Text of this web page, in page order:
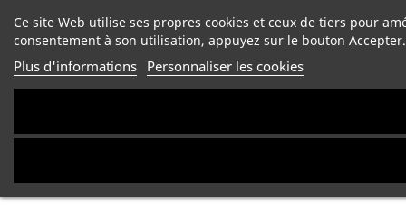
Ce site Web utilise ses propres cookies et ceux de tiers pour
consentement à son utilisation, appuyez sur le bouton Accepter.
Plus d'informations Personnaliser les cookies